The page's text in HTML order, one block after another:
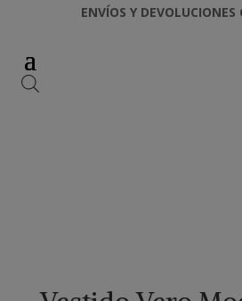
ENVÍOS Y